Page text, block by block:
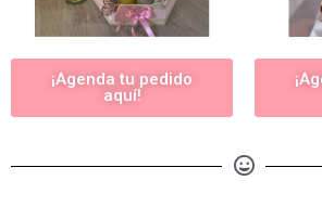
¡Agenda tu pedido
aquí!